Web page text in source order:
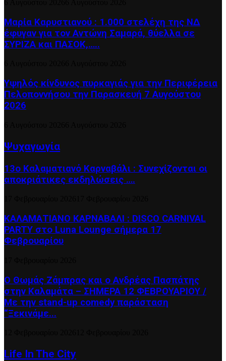
Μαρία Καρυστιανού : 1.000 στελέχη της ΝΔ
έφυγαν για τον Αντώνη Σαμαρά, θύελλα σε
ΣΥΡΙΖΑ και ΠΑΣΟΚ,…..
Υψηλός κίνδυνος πυρκαγιάς για την Περιφέρεια
Πελοποννήσου την Παρασκευή 7 Αυγούστου
2026
Ψυχαγωγία
13ο Καλαματιανό Καρναβάλι : Συνεχίζονται οι
αποκριάτικες εκδηλώσεις ….
ΚΑΛΑΜΑΤΙΑΝΟ ΚΑΡΝΑΒΑΛΙ : DISCO CARNIVAL
PARTY στο Luna Lounge σήμερα 17
Φεβρουαρίου
Ο Θωμάς Ζάμπρας και ο Ανδρέας Πασπάτης
στην Καλαμάτα – ΣΗΜΕΡΑ 12 ΦΕΒΡΟΥΑΡΙΟΥ /
Με την stand-up comedy παράσταση
“Ξεκινάμε...
Life In The City